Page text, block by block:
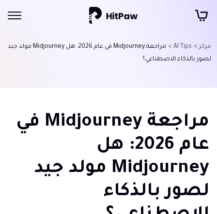
مركز > AI Tips >
مراجعة Midjourney في عام 2026: هل Midjourney مولد جيد
لصور بالذكاء الاصطناعي؟
مراجعة Midjourney في
عام 2026: هل
Midjourney مولد جيد
لصور بالذكاء